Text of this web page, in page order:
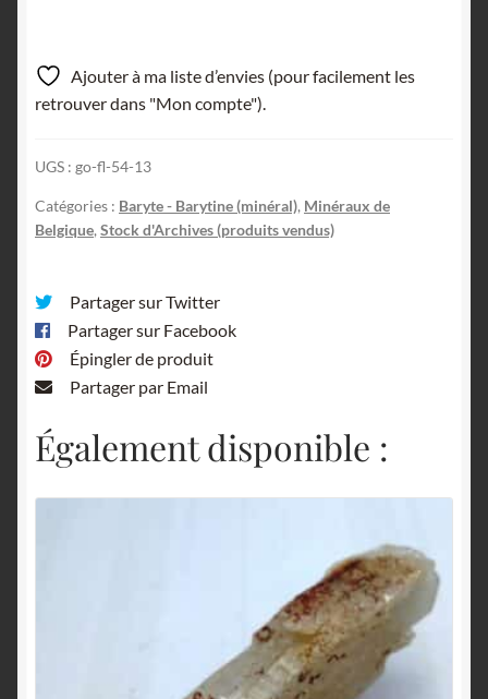
Ajouter à ma liste d’envies (pour facilement les
retrouver dans "Mon compte").
UGS : go-fl-54-13
Catégories : Baryte - Barytine (minéral), Minéraux de
Belgique, Stock d'Archives (produits vendus)
Partager sur Twitter
Partager sur Facebook
Épingler de produit
Partager par Email
Également disponible :